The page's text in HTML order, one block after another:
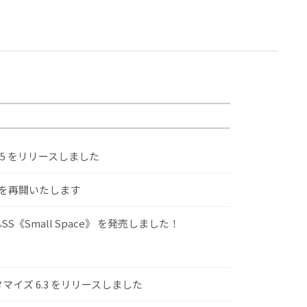
をリリースしました
再開いたします
《Small Space》 を発売しました！
イズ 6.3 をリリースしました